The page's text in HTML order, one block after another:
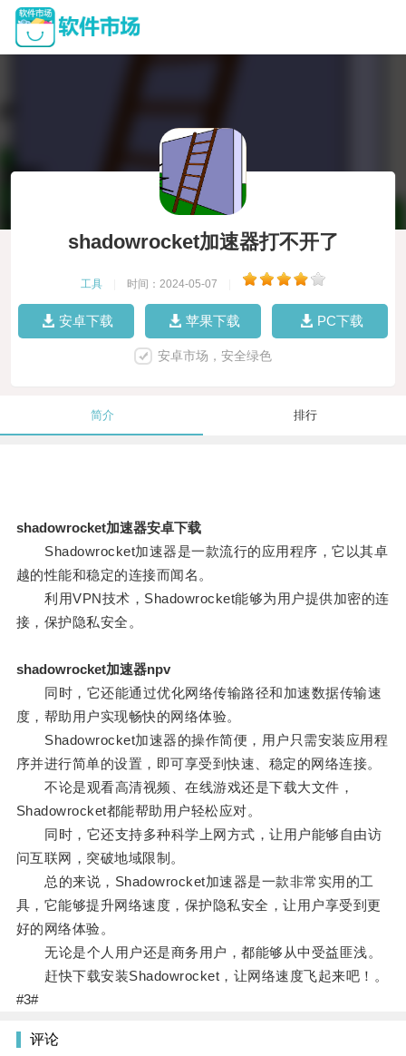
shadowrocket加速器打不开了
工具 时间：2024-05-07
安卓下载 苹果下载 PC下载
安卓市场，安全绿色
简介 排行
shadowrocket加速器安卓下载
Shadowrocket加速器是一款流行的应用程序，它以其卓
越的性能和稳定的连接而闻名。
利用VPN技术，Shadowrocket能够为用户提供加密的连
接，保护隐私安全。
shadowrocket加速器npv
同时，它还能通过优化网络传输路径和加速数据传输速
度，帮助用户实现畅快的网络体验。
Shadowrocket加速器的操作简便，用户只需安装应用程
序并进行简单的设置，即可享受到快速、稳定的网络连接。
不论是观看高清视频、在线游戏还是下载大文件，
Shadowrocket都能帮助用户轻松应对。
同时，它还支持多种科学上网方式，让用户能够自由访
问互联网，突破地域限制。
总的来说，Shadowrocket加速器是一款非常实用的工
具，它能够提升网络速度，保护隐私安全，让用户享受到更
好的网络体验。
无论是个人用户还是商务用户，都能够从中受益匪浅。
赶快下载安装Shadowrocket，让网络速度飞起来吧！。
#3#
评论